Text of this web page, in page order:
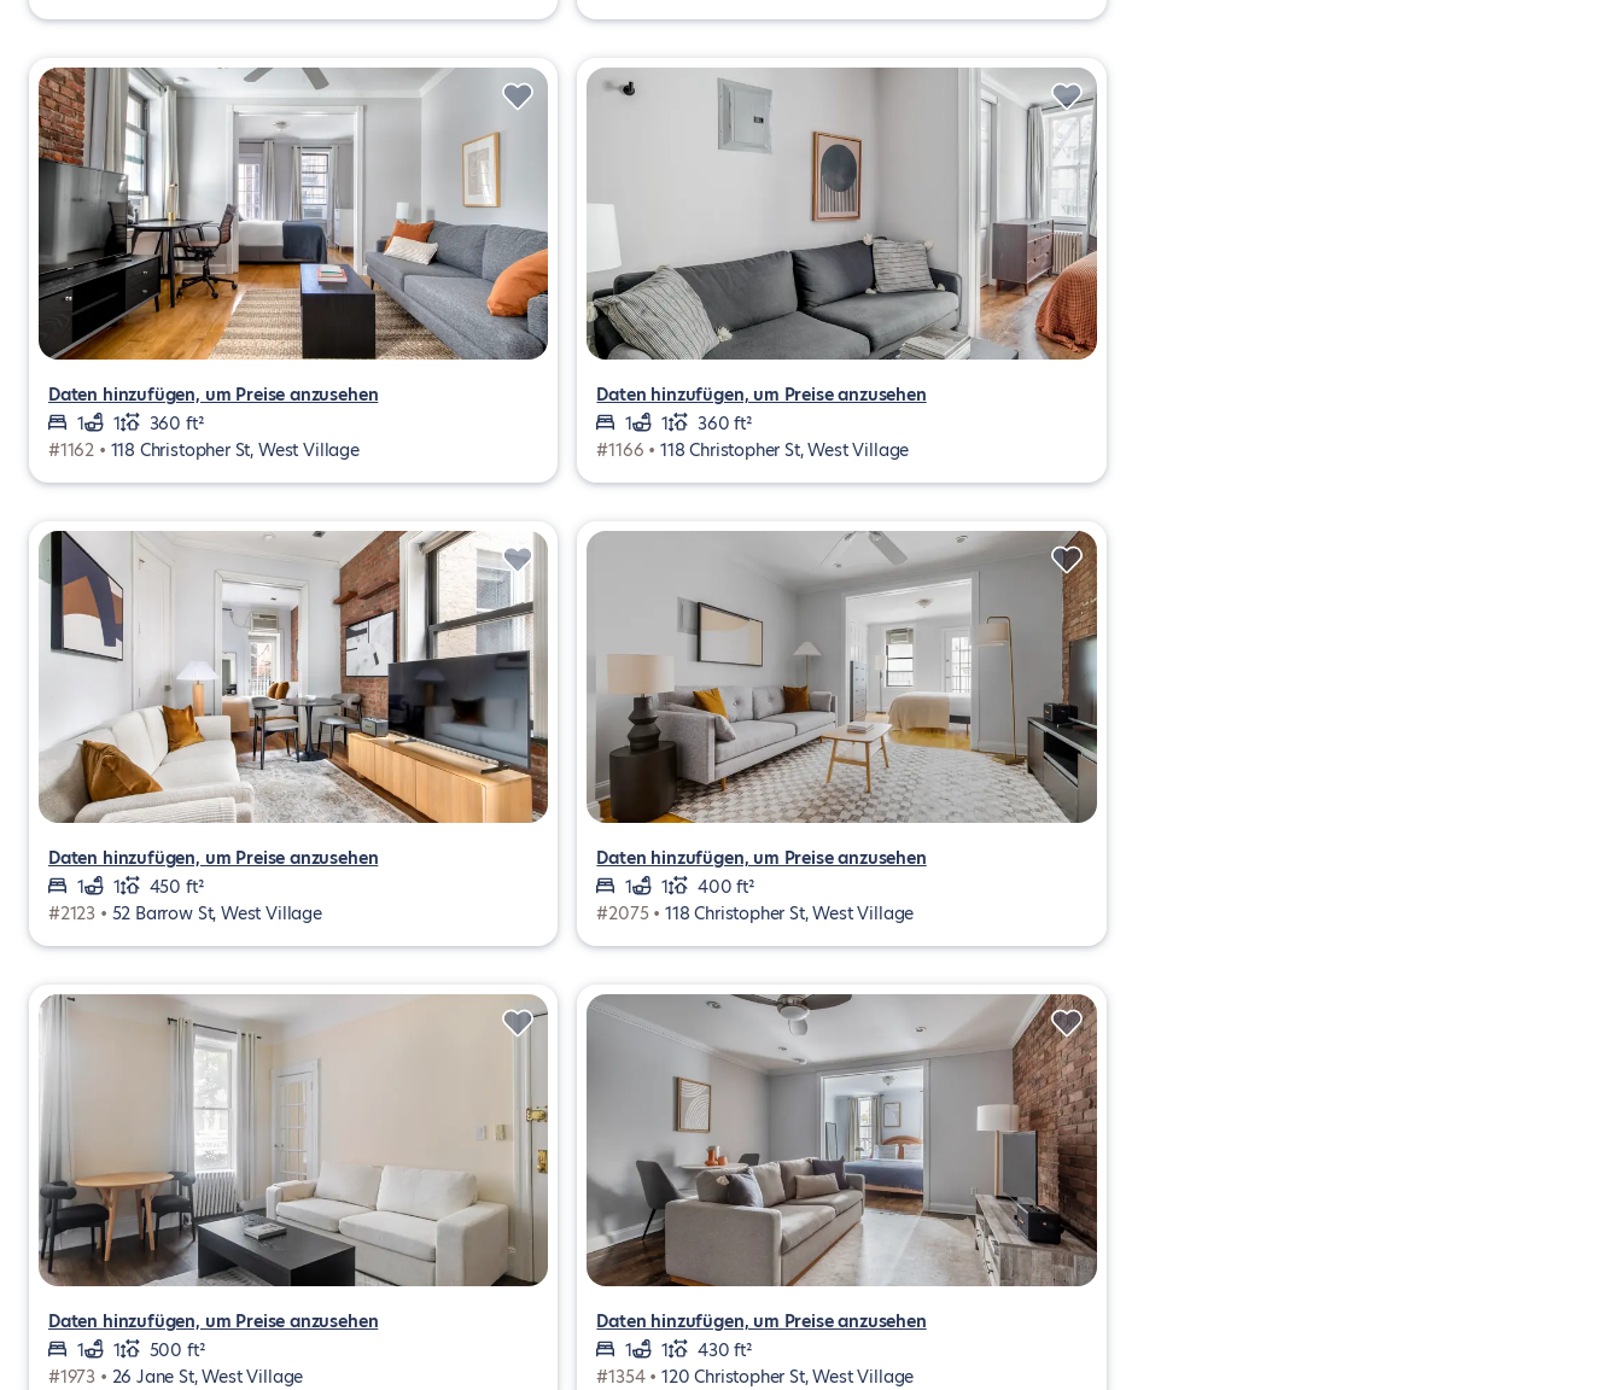
Daten hinzufügen, um Preise anzusehen
1
1
360 ft²
#1162 • 118 Christopher St, West Village
Daten hinzufügen, um Preise anzusehen
1
1
360 ft²
#1166 • 118 Christopher St, West Village
Daten hinzufügen, um Preise anzusehen
1
1
450 ft²
#2123 • 52 Barrow St, West Village
Daten hinzufügen, um Preise anzusehen
1
1
400 ft²
#2075 • 118 Christopher St, West Village
Daten hinzufügen, um Preise anzusehen
1
1
500 ft²
#1973 • 26 Jane St, West Village
Daten hinzufügen, um Preise anzusehen
1
1
430 ft²
#1354 • 120 Christopher St, West Village